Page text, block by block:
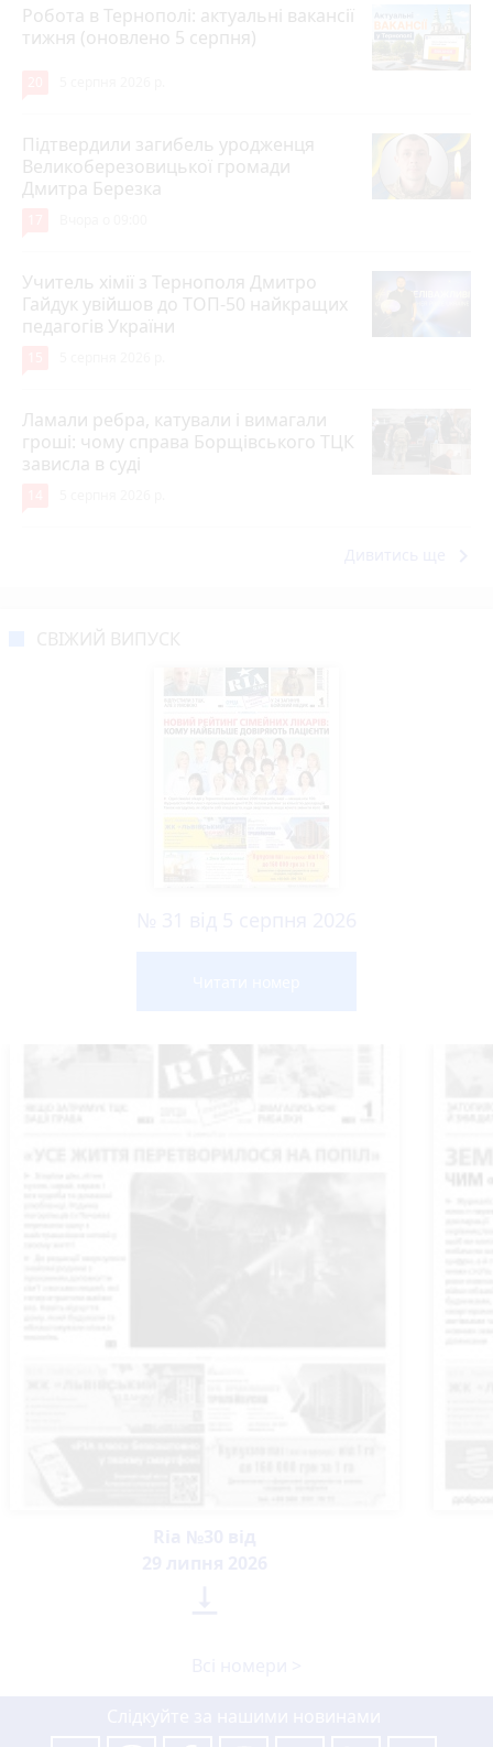
Робота в Тернополі: актуальні вакансії
тижня (оновлено 5 серпня)
Підтвердили загибель уродженця
Великоберезовицької громади
Дмитра Березка
Учитель хімії з Тернополя Дмитро
Гайдук увійшов до ТОП-50 найкращих
педагогів України
Ламали ребра, катували і вимагали
гроші: чому справа Борщівського ТЦК
зависла в суді